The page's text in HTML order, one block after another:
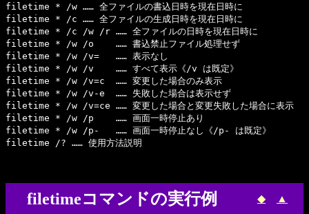
filetime * /w …… 全ファイルの書込日時を現在日時に
filetime * /c …… 全ファイルの生成日時を現在日時に
filetime * /c /w /r …… 全ファイルの日時を現在日時に
filetime * /w /o    …… 書込禁止ファイル処理せず
filetime * /w /v=   …… 表示なし
filetime * /w /v    …… すべて表示《/v は既定》
filetime * /w /v=c  …… 変更した場合のみ表示
filetime * /w /v-e  …… 失敗した場合は表示せず
filetime * /w /v=ce …… 変更した場合と変更失敗した場合に表示
filetime * /w /p    …… 画面一時停止あり
filetime * /w /p-   …… 画面一時停止なし《/p- は既定》
filetimeコマンドの実行例 ◆ ▲